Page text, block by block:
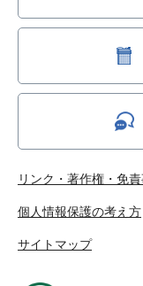
リンク・著作権・免
個人情報保護の考え方
サイトマップ